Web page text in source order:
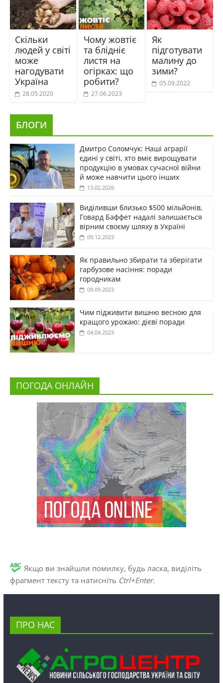
Скільки
людей у світі
може
нагодувати
Україна
28.05.2020
Чому жовтіє
та блідніє
листя на
огірках: що
робити?
27.06.2023
Як
підготувати
малину до
зими?
05.09.2022
БЛОГИ
Дмитро Соломчук: Наші аграрії
єдині у світі, хто вміє вирощувати
продукцію в умовах сучасної війни
й може навчити цього інших
13.02.2026
Виділивши близько $500 мільйонів,
Говард Баффет надалі залишається
вірним своєму шляху в Україні
09.12.2023
Як правильно збирати та зберігати
гарбузове насіння: поради
городникам
09.09.2023
Чим підживити вишню весною для
кращого урожаю: дієві поради
04.04.2023
ПОГОДА ОНЛАЙН
Якщо ви знайшли помилку, будь ласка, виділіть
фрагмент тексту та натисніть Ctrl+Enter.
ПРО НАС